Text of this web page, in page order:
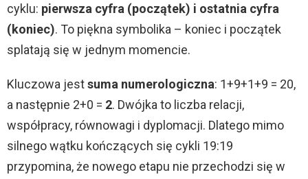
cyklu: pierwsza cyfra (początek) i ostatnia cyfra
(koniec). To piękna symbolika – koniec i początek
splatają się w jednym momencie.
Kluczowa jestsuma numerologiczna: 1+9+1+9 = 20,
a następnie 2+0 = 2. Dwójka to liczba relacji,
współpracy, równowagi i dyplomacji. Dlatego mimo
silnego wątku kończących się cykli 19:19
przypomina, że nowego etapu nie przechodzi się w